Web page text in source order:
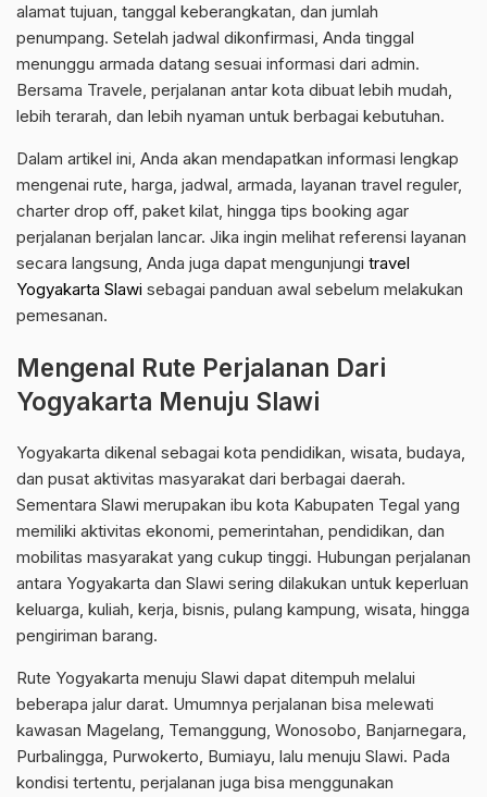
alamat tujuan, tanggal keberangkatan, dan jumlah
penumpang. Setelah jadwal dikonfirmasi, Anda tinggal
menunggu armada datang sesuai informasi dari admin.
Bersama Travele, perjalanan antar kota dibuat lebih mudah,
lebih terarah, dan lebih nyaman untuk berbagai kebutuhan.
Dalam artikel ini, Anda akan mendapatkan informasi lengkap
mengenai rute, harga, jadwal, armada, layanan travel reguler,
charter drop off, paket kilat, hingga tips booking agar
perjalanan berjalan lancar. Jika ingin melihat referensi layanan
secara langsung, Anda juga dapat mengunjungi travel
Yogyakarta Slawi sebagai panduan awal sebelum melakukan
pemesanan.
Mengenal Rute Perjalanan Dari
Yogyakarta Menuju Slawi
Yogyakarta dikenal sebagai kota pendidikan, wisata, budaya,
dan pusat aktivitas masyarakat dari berbagai daerah.
Sementara Slawi merupakan ibu kota Kabupaten Tegal yang
memiliki aktivitas ekonomi, pemerintahan, pendidikan, dan
mobilitas masyarakat yang cukup tinggi. Hubungan perjalanan
antara Yogyakarta dan Slawi sering dilakukan untuk keperluan
keluarga, kuliah, kerja, bisnis, pulang kampung, wisata, hingga
pengiriman barang.
Rute Yogyakarta menuju Slawi dapat ditempuh melalui
beberapa jalur darat. Umumnya perjalanan bisa melewati
kawasan Magelang, Temanggung, Wonosobo, Banjarnegara,
Purbalingga, Purwokerto, Bumiayu, lalu menuju Slawi. Pada
kondisi tertentu, perjalanan juga bisa menggunakan